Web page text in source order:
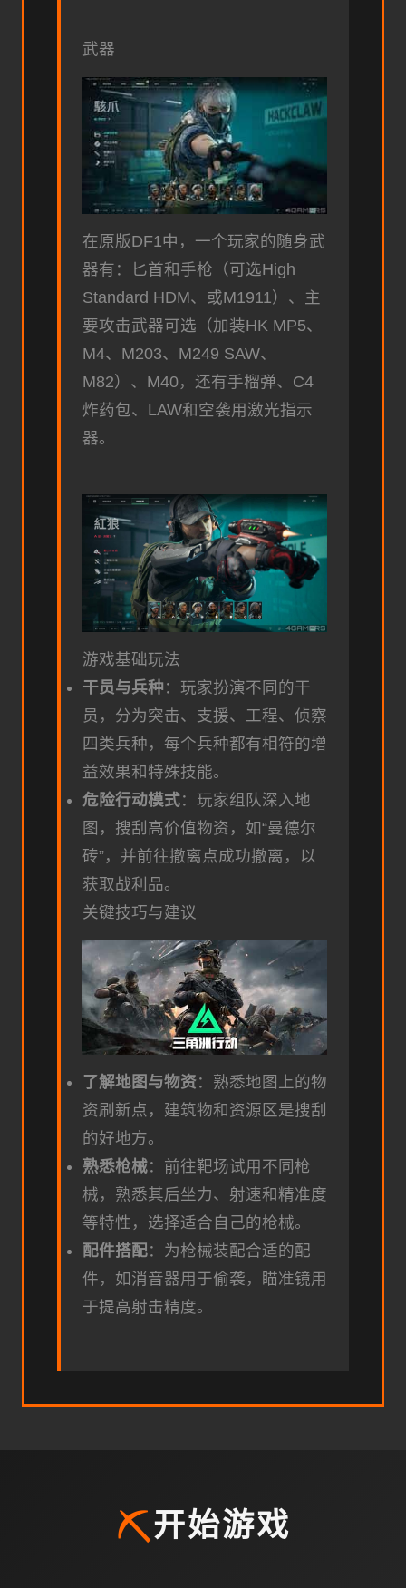
武器
在原版DF1中，一个玩家的随身武
器有：匕首和手枪（可选High
Standard HDM、或M1911）、主
要攻击武器可选（加装HK MP5、
M4、M203、M249 SAW、
M82）、M40，还有手榴弹、C4
炸药包、LAW和空袭用激光指示
器。
游戏基础玩法
干员与兵种 ：玩家扮演不同的干
员，分为突击、支援、工程、侦察
四类兵种，每个兵种都有相符的增
益效果和特殊技能。
危险行动模式：玩家组队深入地
图，搜刮高价值物资，如“曼德尔
砖”，并前往撤离点成功撤离，以
获取战利品。
关键技巧与建议
了解地图与物资：熟悉地图上的物
资刷新点，建筑物和资源区是搜刮
的好地方。
熟悉枪械：前往靶场试用不同枪
械，熟悉其后坐力、射速和精准度
等特性，选择适合自己的枪械。
配件搭配：为枪械装配合适的配
件，如消音器用于偷袭，瞄准镜用
于提高射击精度。
⛏️开始游戏